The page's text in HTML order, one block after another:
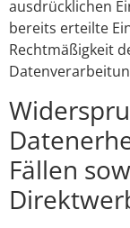
ausdrücklichen
bereits erteilte
Rechtmäßigkeit
Fällen